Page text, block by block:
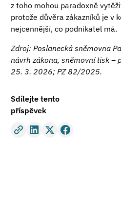
z toho mohou paradoxně
protože důvěra zákazníků je v
nejcennější, co podnikatel má.
Zdroj: Poslanecká sněmovna
návrh zákona, sněmovní tisk –
25. 3. 2026; PZ 82/2025.
Sdílejte tento
příspěvek